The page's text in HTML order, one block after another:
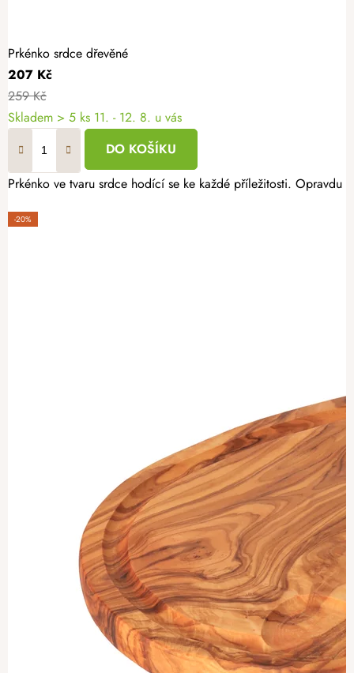
Prkénko srdce dřevěné
207 Kč
259 Kč
Skladem > 5 ks 11. - 12. 8. u vás
DO KOŠÍKU
Prkénko ve tvaru srdce hodící se ke každé příležitosti. Opravdu
-20%